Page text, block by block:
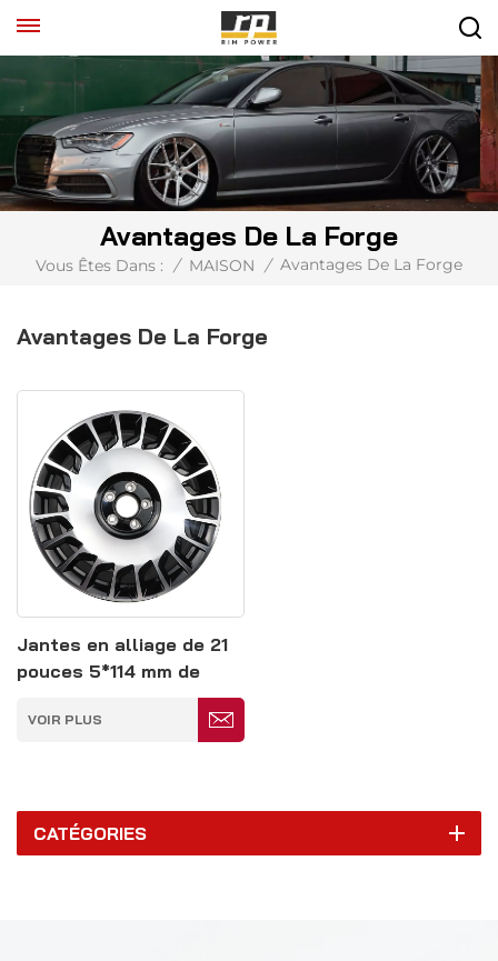
Avantages De La Forge
Vous Êtes Dans : / MAISON / Avantages De La Forge
Avantages De La Forge
Jantes en alliage de 21
pouces 5*114 mm de
couleur argent et noir
VOIR PLUS
CATÉGORIES